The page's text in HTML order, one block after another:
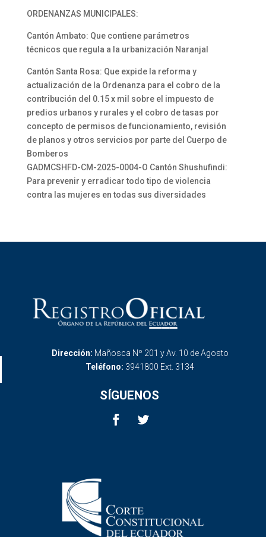
ORDENANZAS MUNICIPALES:
Cantón Ambato: Que contiene parámetros
técnicos que regula a la urbanización Naranjal
Cantón Santa Rosa: Que expide la reforma y
actualización de la Ordenanza para el cobro de la
contribución del 0.15 x mil sobre el impuesto de
predios urbanos y rurales y el cobro de tasas por
concepto de permisos de funcionamiento, revisión
de planos y otros servicios por parte del Cuerpo de
Bomberos
GADMCSHFD-CM-2025-0004-O Cantón Shushufindi:
Para prevenir y erradicar todo tipo de violencia
contra las mujeres en todas sus diversidades
Dirección: Mañosca Nº 201 y Av. 10 de Agosto
Teléfono: 3941800 Ext. 3134
SÍGUENOS